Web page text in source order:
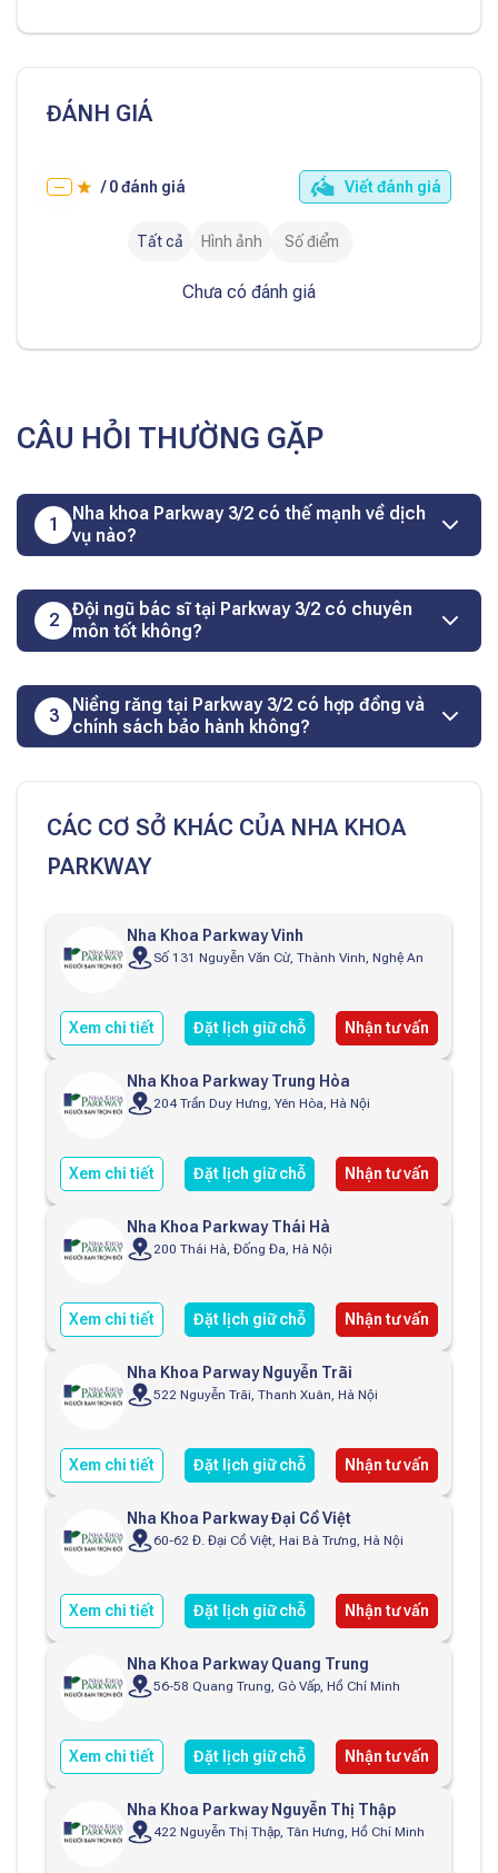
ĐÁNH GIÁ
— /0đánh giá Viết đánh giá
Tất cả Hình ảnh Số điểm
Chưa có đánh giá
CÂU HỎI THƯỜNG GẶP
1
Nha khoa Parkway 3/2 có thế mạnh về dịch
vụ nào?
2
Đội ngũ bác sĩ tại Parkway 3/2 có chuyên
môn tốt không?
3
Niềng răng tại Parkway 3/2 có hợp đồng và
chính sách bảo hành không?
CÁC CƠ SỞ KHÁC CỦA NHA KHOA
PARKWAY
Nha Khoa Parkway Vinh
Số 131 Nguyễn Văn Cừ, Thành Vinh, Nghệ An
Xem chi tiết Đặt lịch giữ chỗ Nhận tư vấn
Nha Khoa Parkway Trung Hòa
204 Trần Duy Hưng, Yên Hòa, Hà Nội
Xem chi tiết Đặt lịch giữ chỗ Nhận tư vấn
Nha Khoa Parkway Thái Hà
200 Thái Hà, Đống Đa, Hà Nội
Xem chi tiết Đặt lịch giữ chỗ Nhận tư vấn
Nha Khoa Parway Nguyễn Trãi
522 Nguyễn Trãi, Thanh Xuân, Hà Nội
Xem chi tiết Đặt lịch giữ chỗ Nhận tư vấn
Nha Khoa Parkway Đại Cồ Việt
60-62 Đ. Đại Cồ Việt, Hai Bà Trưng, Hà Nội
Xem chi tiết Đặt lịch giữ chỗ Nhận tư vấn
Nha Khoa Parkway Quang Trung
56-58 Quang Trung, Gò Vấp, Hồ Chí Minh
Xem chi tiết Đặt lịch giữ chỗ Nhận tư vấn
Nha Khoa Parkway Nguyễn Thị Thập
422 Nguyễn Thị Thập, Tân Hưng, Hồ Chí Minh